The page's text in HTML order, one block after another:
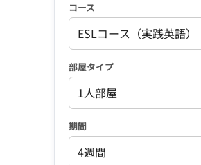
コース
部屋タイプ
期間